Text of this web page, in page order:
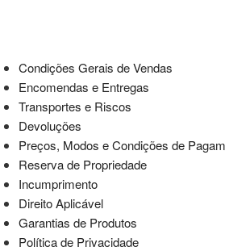
Condições Gerais de Vendas
Encomendas e Entregas
Transportes e Riscos
Devoluções
Preços, Modos e Condições de
Reserva de Propriedade
Incumprimento
Direito Aplicável
Garantias de Produtos
Política de Privacidade